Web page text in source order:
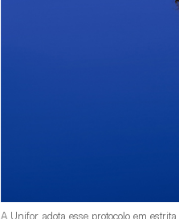
A Unifor adota esse protocolo em